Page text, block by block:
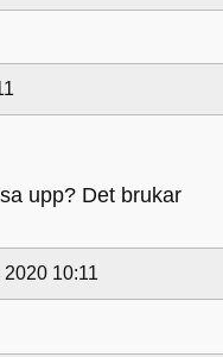
upp? Det brukar
10:11